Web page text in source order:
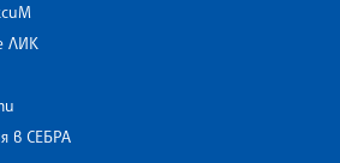
ЛИК
в СЕБРА